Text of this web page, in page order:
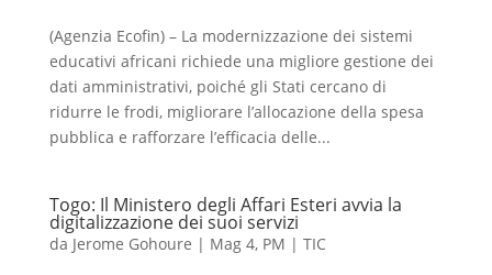
(Agenzia Ecofin) – La modernizzazione dei sistemi
educativi africani richiede una migliore gestione dei
dati amministrativi, poiché gli Stati cercano di
ridurre le frodi, migliorare l’allocazione della spesa
pubblica e rafforzare l’efficacia delle...
Togo: Il Ministero degli Affari Esteri avvia la
digitalizzazione dei suoi servizi
da Jerome Gohoure | Mag 4, PM | TIC